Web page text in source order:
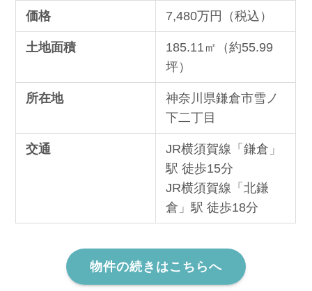
価格 7,480万円（税込）
土地面積
185.11㎡（約55.99
坪）
所在地
神奈川県鎌倉市雪ノ
下二丁目
交通
JR横須賀線「鎌倉」
駅 徒歩15分
JR横須賀線「北鎌
倉」駅 徒歩18分
物件の続きはこちらへ